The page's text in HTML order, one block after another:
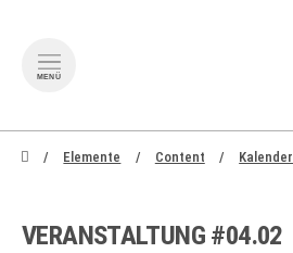
MENÜ
zum Inhalt springen
Elemente Content Kalender
VERANSTALTUNG #04.02